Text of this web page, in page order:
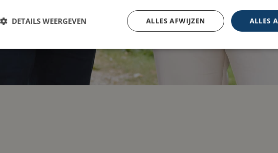
ALLES
ALLES AFWIJZEN
DETAILS WEERGEVEN